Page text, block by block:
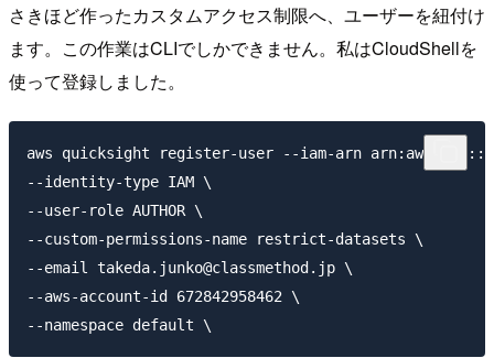
さきほど作ったカスタムアクセス制限へ、ユーザーを紐付け
ます。この作業はCLIでしかできません。私はCloudShellを
使って登録しました。
aws quicksight register-user --iam-arn
--identity-type IAM \
--user-role AUTHOR \
--custom-permissions-name restrict-datasets \
--email takeda.junko@classmethod.jp \
--aws-account-id 672842958462 \